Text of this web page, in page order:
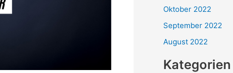
Oktober 2022
September 2022
August 2022
Kategorien